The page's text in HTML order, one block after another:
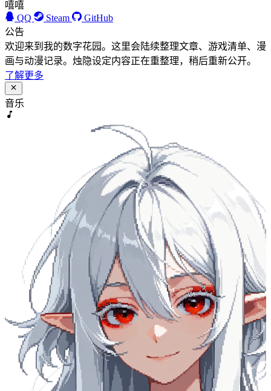
嘻嘻
QQ
Steam
GitHub
公告
欢迎来到我的数字花园。这里会陆续整理文章、游戏清单、漫
画与动漫记录。烛隐设定内容正在重整理，稍后重新公开。
了解更多
音乐